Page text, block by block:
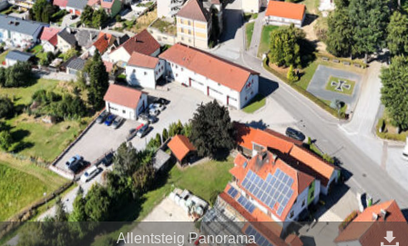
Allentsteig Panorama